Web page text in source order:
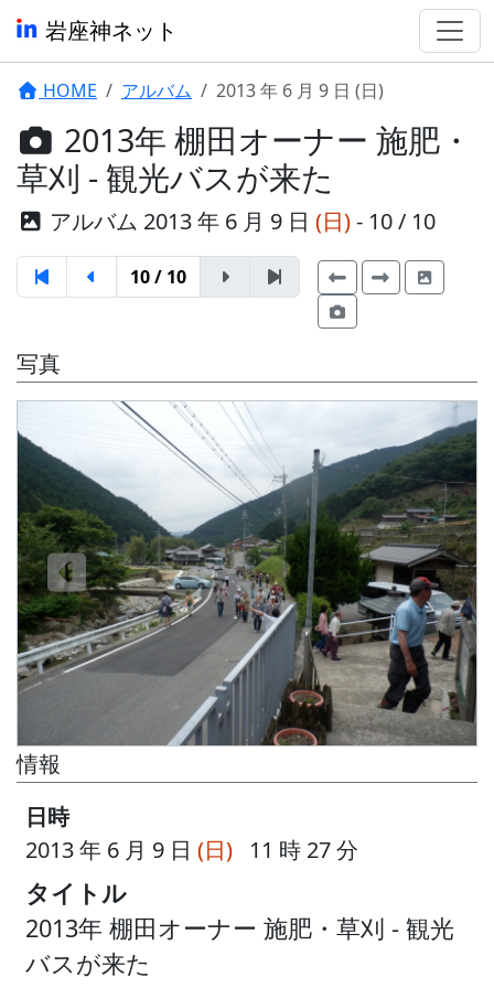
岩座神ネット
HOME アルバム 2013 年 6 月 9 日 (日)
2013年 棚田オーナー 施肥・
草刈 - 観光バスが来た
アルバム 2013 年 6 月 9 日 (日)- 10 / 10
10 / 10
写真
情報
日時
2013 年 6 月 9 日 (日) 11 時 27 分
タイトル
2013年 棚田オーナー 施肥・草刈 - 観光
バスが来た